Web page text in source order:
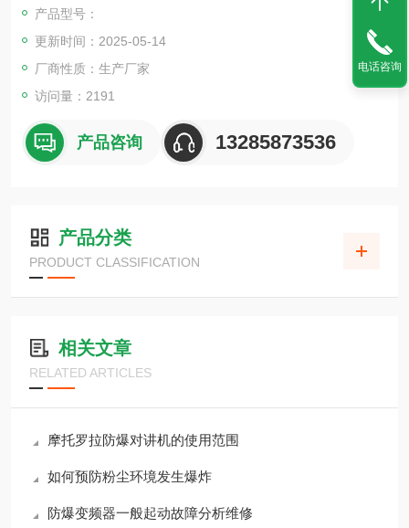
本产正确的做法是双层壳体；工程塑料外壳内部为隔爆型铸铝外
壳。
产品型号：
更新时间：2025-05-14
厂商性质：生产厂家
访问量：2191
产品咨询 13285873536
产品分类
PRODUCT CLASSIFICATION
相关文章
RELATED ARTICLES
摩托罗拉防爆对讲机的使用范围
如何预防粉尘环境发生爆炸
防爆变频器一般起动故障分析维修
电话咨询